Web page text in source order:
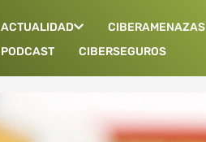
ACTUALIDAD CIBERAMENAZAS
PODCAST
CIBERSEGUROS